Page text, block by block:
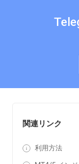
関連リンク
利用方法